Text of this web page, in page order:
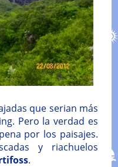
que serian más
Pero la verdad es
por los paisajes.
y riachuelos
.